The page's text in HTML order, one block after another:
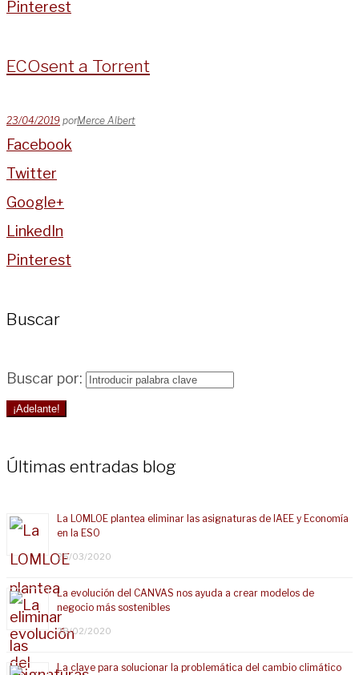
Pinterest
ECOsent a Torrent
23/04/2019 porMerce Albert
Facebook
Twitter
Google+
LinkedIn
Pinterest
Buscar
Buscar por:
¡Adelante!
Últimas entradas blog
La LOMLOE plantea eliminar las asignaturas de IAEE y Economía
en la ESO
25/03/2020
La evolución del CANVAS nos ayuda a crear modelos de
negocio más sostenibles
28/02/2020
La clave para solucionar la problemática del cambio climático